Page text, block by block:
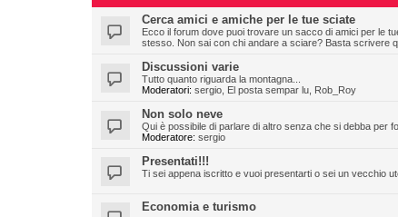
Cerca amici e amiche per le tue sciate
Ecco il forum dove puoi trovare un sacco di amici per le
stesso. Non sai con chi andare a sciare? Basta scrivere
Discussioni varie
Tutto quanto riguarda la montagna...
Moderatori: sergio El posta sempar lu Rob_Roy
Non solo neve
Qui è possibile di parlare di altro senza che si debba per
Moderatore: sergio
Presentati!!!
Ti sei appena iscritto e vuoi presentarti o sei un vecchio
Economia e turismo